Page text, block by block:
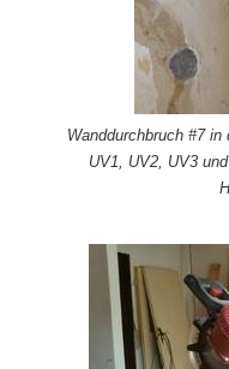
Wanddurchbruch #7
UV1, UV2, UV3